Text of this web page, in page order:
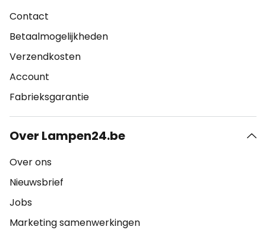
Contact
Betaalmogelijkheden
Verzendkosten
Account
Fabrieksgarantie
Over Lampen24.be
Over ons
Nieuwsbrief
Jobs
Marketing samenwerkingen